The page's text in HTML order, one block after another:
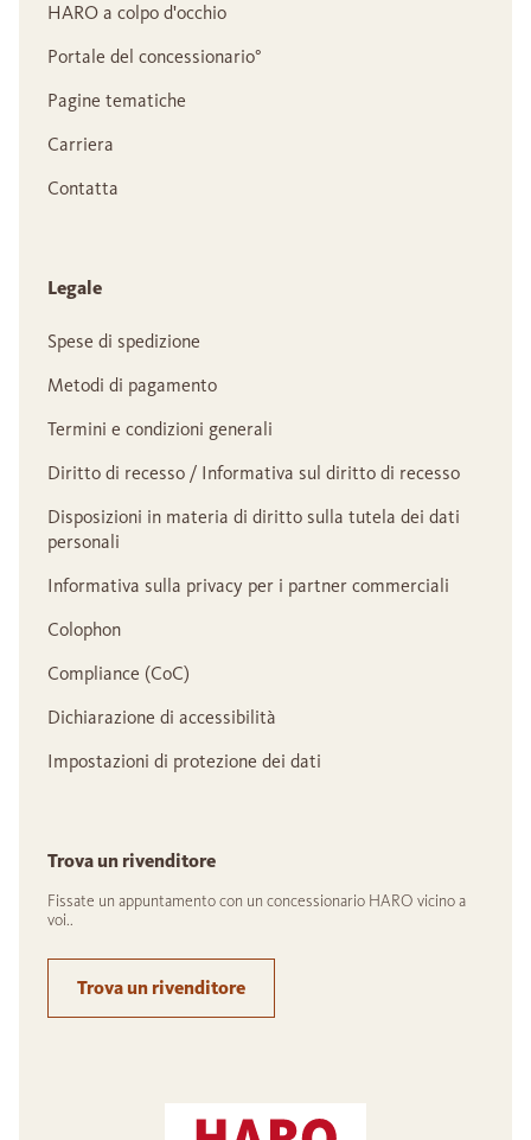
HARO a colpo d'occhio
Portale del concessionario°
Pagine tematiche
Carriera
Contatta
Legale
Spese di spedizione
Metodi di pagamento
Termini e condizioni generali
Diritto di recesso / Informativa sul diritto di recesso
Disposizioni in materia di diritto sulla tutela dei dati
personali
Informativa sulla privacy per i partner commerciali
Colophon
Compliance (CoC)
Dichiarazione di accessibilità
Impostazioni di protezione dei dati
Trova un rivenditore
Fissate un appuntamento con un concessionario HARO vicino a
voi..
Trova un rivenditore